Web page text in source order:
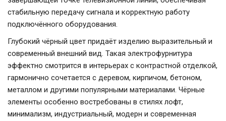
стабильную передачу сигнала и корректную работу
подключённого оборудования.
Глубокий чёрный цвет придаёт изделию выразительный и
современный внешний вид. Такая электрофурнитура
эффектно смотрится в интерьерах с контрастной отделкой,
гармонично сочетается с деревом, кирпичом, бетоном,
металлом и другими популярными материалами. Чёрные
элементы особенно востребованы в стилях лофт,
минимализм, индустриальный, модерн и современная